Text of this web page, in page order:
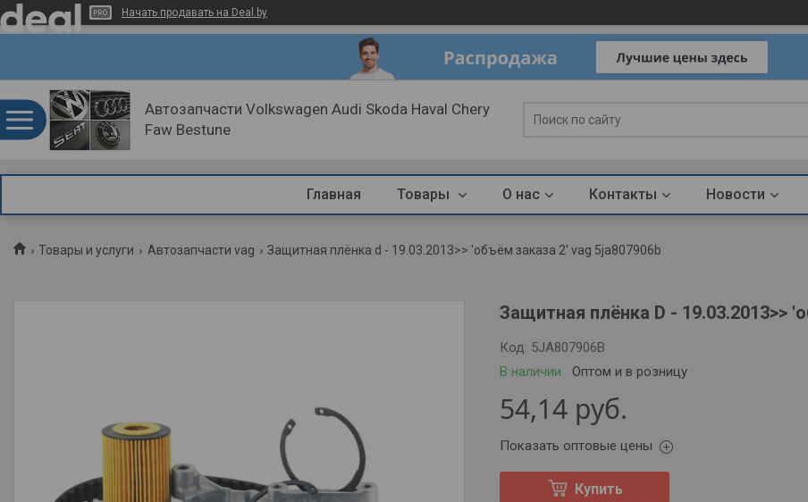
Начать продавать на Deal.by
Автозапчасти Volkswagen Audi Skoda Haval Chery
Faw Bestune
Главная Товары О нас Контакты Новости
Товары и услуги Автозапчасти vag Защитная плёнка d - 19.03.2013>> 'объём заказа 2' vag 5ja807906b
Защитная плёнка D - 19.03.2013>>
В наличии Оптом и в розницу
Код: 5JA807906B
54,14 руб.
Показать оптовые цены
Купить